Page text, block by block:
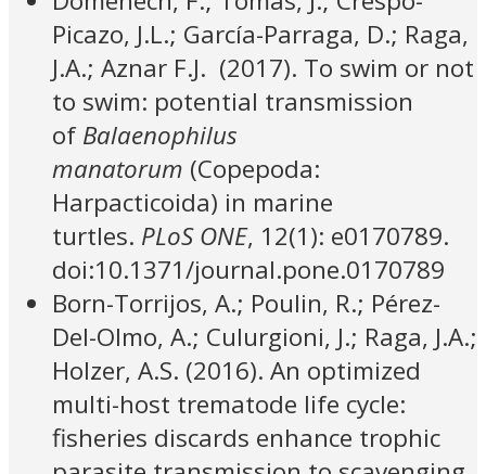
Picazo, J.L.; García-Parraga, D.; Raga,
J.A.; Aznar F.J. (2017). To swim or not
to swim: potential transmission
ofBalaenophilus
manatorum (Copepoda:
Harpacticoida) in marine
turtles. PLoS ONE, 12(1): e0170789.
doi:10.1371/journal.pone.0170789
Born-Torrijos, A.; Poulin, R.; Pérez-
Del-Olmo, A.; Culurgioni, J.; Raga, J.A.;
Holzer, A.S. (2016). An optimized
multi-host trematode life cycle:
fisheries discards enhance trophic